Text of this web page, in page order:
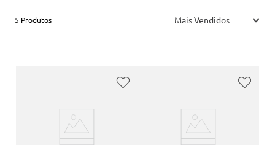
5 Produtos Mais Vendidos